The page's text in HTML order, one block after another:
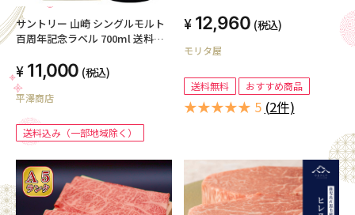
サントリー 山崎 シングルモルト
百周年記念ラベル 700ml 送料込
11,000 (税込)
平澤商店
送料込み（一部地域除く）
12,960 (税込)
モリタ屋
送料無料 おすすめ商品
★★★★★ 5 (2件)